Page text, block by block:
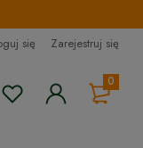
się Zarejestruj się
0